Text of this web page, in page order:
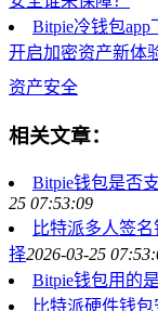
Bitpie冷钱包app
开启加密资产新体
资产安全
相关文章：
Bitpie钱包是否
25 07:53:09
比特派多人签
择2026-03-25
Bitpie钱包用的
比特派硬件钱